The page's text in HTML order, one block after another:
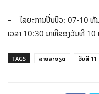
– ໄລຍະການປິ່ນປົວ: 07-10 ທັ
ເວລາ 10:30 ນາທີຂອງວັນທີ 10
TAGS ລາຍລະອຽດ ວັນທີ 11